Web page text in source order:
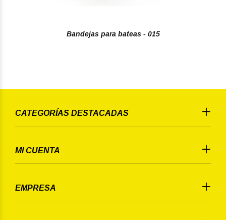
Bandejas para bateas - 015
CATEGORÍAS DESTACADAS
MI CUENTA
EMPRESA